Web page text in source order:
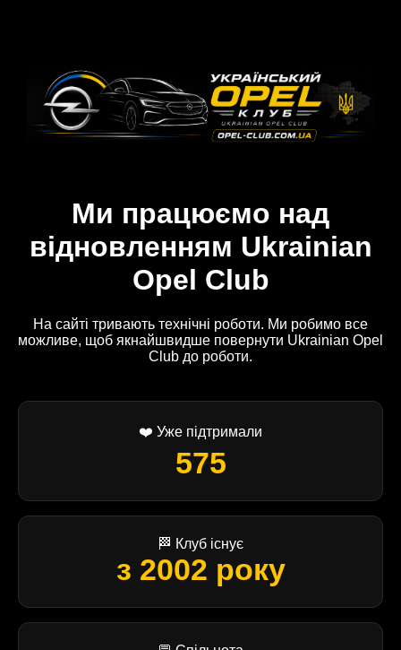
Ми працюємо над
відновленням Ukrainian
Opel Club
На сайті тривають технічні роботи. Ми робимо все
можливе, щоб якнайшвидше повернути Ukrainian Opel
Club до роботи.
❤️ Уже підтримали
575
🏁 Клуб існує
з 2002 року